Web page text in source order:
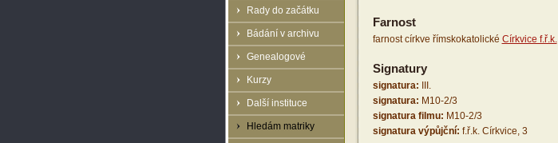
Rady do začátku
Bádání v archivu
Genealogové
Kurzy
Další instituce
Hledám matriky
Farnost
farnost církve římskokatolické Církvice f.ř.k.
Signatury
signatura: III.
signatura: M10-2/3
signatura filmu: M10-2/3
signatura výpůjční: f.ř.k. Církvice, 3